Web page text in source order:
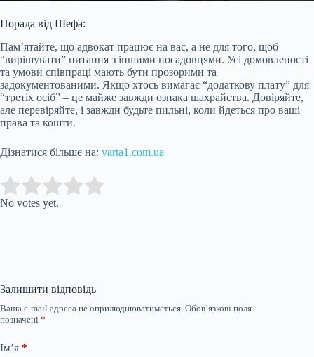
Порада від Шефа:
Пам’ятайте, що адвокат працює на вас, а не для того, щоб
“вирішувати” питання з іншими посадовцями. Усі домовленості
та умови співпраці мають бути прозорими та
задокументованими. Якщо хтось вимагає “додаткову плату” для
“третіх осіб” – це майже завжди ознака шахрайства. Довіряйте,
але перевіряйте, і завжди будьте пильні, коли йдеться про ваші
права та кошти.
Дізнатися більше на: varta1.com.ua
Rate this item:
No votes yet.
Залишити відповідь
Ваша e-mail адреса не оприлюднюватиметься. Обов’язкові поля
позначені *
Ім’я *